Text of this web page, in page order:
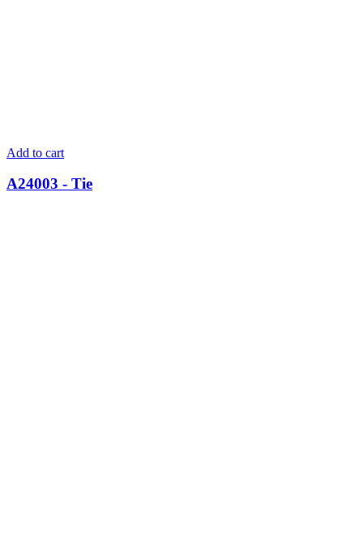
Add to cart
A24003 - Tie